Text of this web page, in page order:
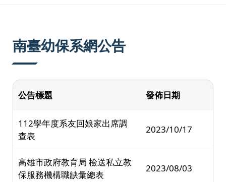
南臺幼保系網公告
公告標題 發佈日期
112學年度系友回娘家出席調
查表
2023/10/17
高雄市政府教育局 檢送私立教
保服務機構職缺彙總表
2023/08/03